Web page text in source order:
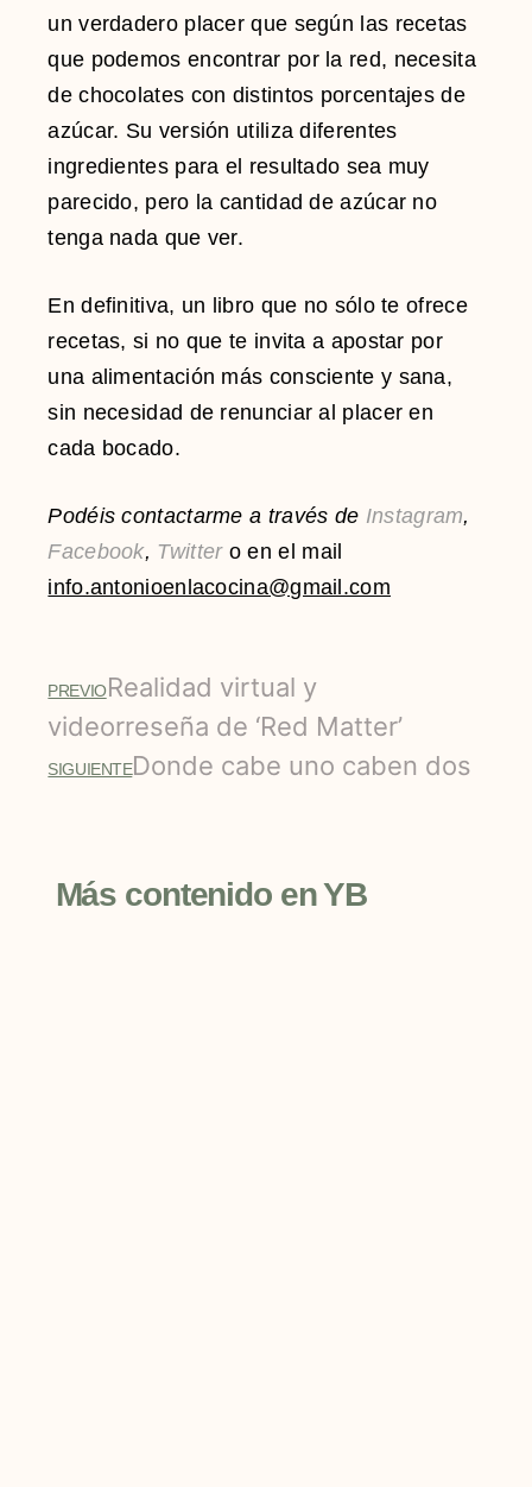
un verdadero placer que según las recetas
que podemos encontrar por la red, necesita
de chocolates con distintos porcentajes de
azúcar. Su versión utiliza diferentes
ingredientes para el resultado sea muy
parecido, pero la cantidad de azúcar no
tenga nada que ver.
En definitiva, un libro que no sólo te ofrece
recetas, si no que te invita a apostar por
una alimentación más consciente y sana,
sin necesidad de renunciar al placer en
cada bocado.
Podéis contactarme a través de Instagram,
Facebook, Twittero en el mail
info.antonioenlacocina@gmail.com
PREVIORealidad virtual y
videorreseña de ‘Red Matter’
SIGUIENTEDonde cabe uno caben dos
Más contenido en YB